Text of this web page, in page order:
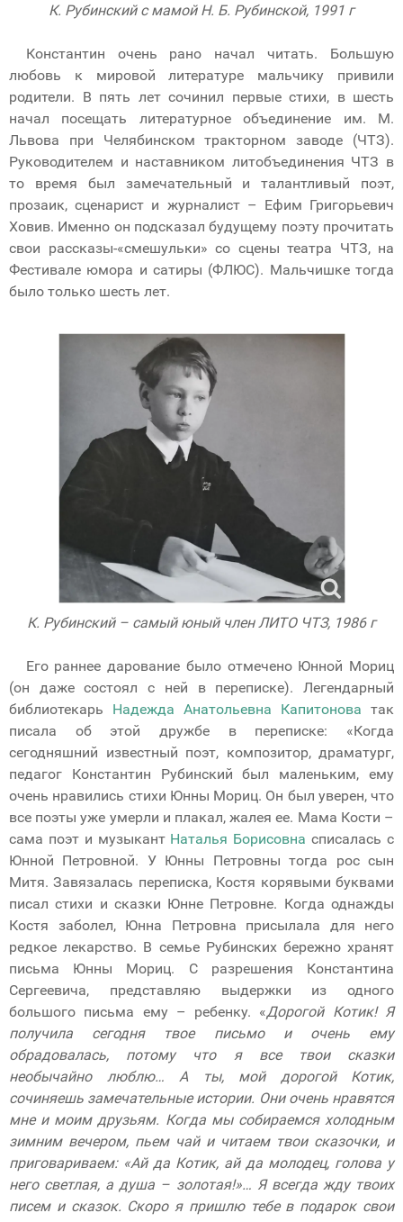
К. Рубинский с мамой Н. Б. Рубинской, 1991 г
Константин очень рано начал читать. Большую
любовь к мировой литературе мальчику привили
родители. В пять лет сочинил первые стихи, в шесть
начал посещать литературное объединение им. М.
Львова при Челябинском тракторном заводе (ЧТЗ).
Руководителем и наставником литобъединения ЧТЗ в
то время был замечательный и талантливый поэт,
прозаик, сценарист и журналист – Ефим Григорьевич
Ховив. Именно он подсказал будущему поэту прочитать
свои рассказы-«смешульки» со сцены театра ЧТЗ, на
Фестивале юмора и сатиры (ФЛЮС). Мальчишке тогда
было только шесть лет.
К. Рубинский – самый юный член ЛИТО ЧТЗ, 1986 г
Его раннее дарование было отмечено Юнной Мориц
(он даже состоял с ней в переписке). Легендарный
библиотекарь Надежда Анатольевна Капитонова так
писала об этой дружбе в переписке: «Когда
сегодняшний известный поэт, композитор, драматург,
педагог Константин Рубинский был маленьким, ему
очень нравились стихи Юнны Мориц. Он был уверен, что
все поэты уже умерли и плакал, жалея ее. Мама Кости –
сама поэт и музыкант Наталья Борисовна списалась с
Юнной Петровной. У Юнны Петровны тогда рос сын
Митя. Завязалась переписка, Костя корявыми буквами
писал стихи и сказки Юнне Петровне. Когда однажды
Костя заболел, Юнна Петровна присылала для него
редкое лекарство. В семье Рубинских бережно хранят
письма Юнны Мориц. С разрешения Константина
Сергеевича, представляю выдержки из одного
большого письма ему – ребенку. «Дорогой Котик! Я
получила сегодня твое письмо и очень ему
обрадовалась, потому что я все твои сказки
необычайно люблю… А ты, мой дорогой Котик,
сочиняешь замечательные истории. Они очень нравятся
мне и моим друзьям. Когда мы собираемся холодным
зимним вечером, пьем чай и читаем твои сказочки, и
приговариваем: «Ай да Котик, ай да молодец, голова у
него светлая, а душа – золотая!»… Я всегда жду твоих
писем и сказок. Скоро я пришлю тебе в подарок свои